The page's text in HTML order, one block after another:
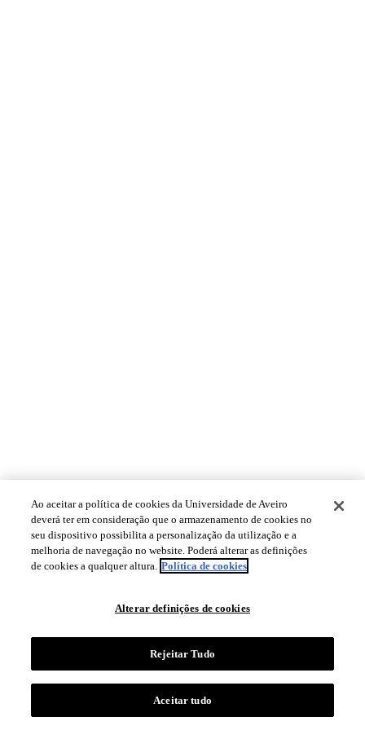
Ao aceitar a política de cookies da Universidade de Aveiro
deverá ter em consideração que o armazenamento de cookies no
seu dispositivo possibilita a personalização da utilização e a
melhoria de navegação no website. Poderá alterar as definições
de cookies a qualquer altura. Política de cookies
Alterar definições de cookies
Rejeitar Tudo
Aceitar tudo